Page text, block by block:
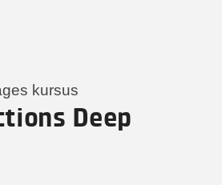
kursus
Deep
Heimann